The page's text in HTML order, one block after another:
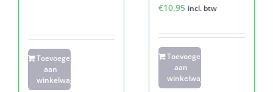
Toevoegen
aan
winkelwagen
€10,95 incl. btw
Toevoegen
aan
winkelwagen